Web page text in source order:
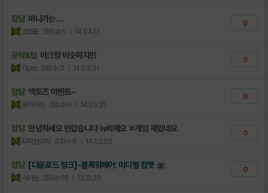
잡담 떠나가는....
쵸BBE 조회수:5 | 14.04.13
0
공략&팁 마크랑 비슷하지만
Gpro 조회수:11 | 14.03.31
0
잡담 액토즈 이벤트~
용자다이 조회수:6 | 14.03.25
0
잡담 안녕하세요 반갑습니다 뉴비에요 ㅎ게임 재밌네요
타락한아지 조회수:5 | 14.02.20
0
잡담 [다운로드 링크]-블록워페어: 미디벌 컴뱃
샤키온 조회수:16 | 13.12.23
0